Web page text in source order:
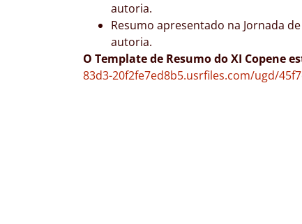
autoria.
Resumo apresentado na Jornada
autoria.
O Template de Resumo do XI Copene
83d3-20f2fe7ed8b5.usrfiles.com/ugd/